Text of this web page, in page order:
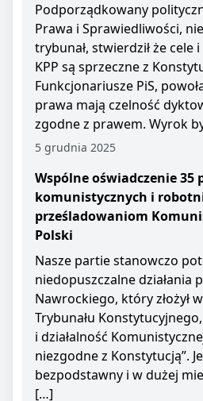
Podporządkowany
Prawa i Sprawiedliwości,
trybunał, stwierdził że cele
KPP są sprzeczne z
Funkcjonariusze PiS,
prawa mają czelność
zgodne z prawem. Wyrok
5 grudnia 2025
Wspólne oświadczenie 35
komunistycznych i
prześladowaniom
Polski
Nasze partie stanowczo
niedopuszczalne działania
Nawrockiego, który złożył
Trybunału
i działalność
niezgodne z Konstytucją”.
bezpodstawny i w dużej
[…]